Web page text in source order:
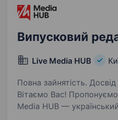
Випусковий
Live Media HUB
Повна зайнятість.
Вітаємо Вас!
Media HUB —